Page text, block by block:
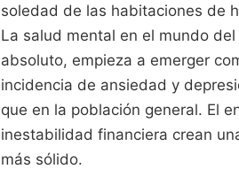
soledad de las habitaciones de
La salud mental en el mundo
absoluto, empieza a emerger
incidencia de ansiedad y
que en la población general. El
inestabilidad financiera crean
más sólido.